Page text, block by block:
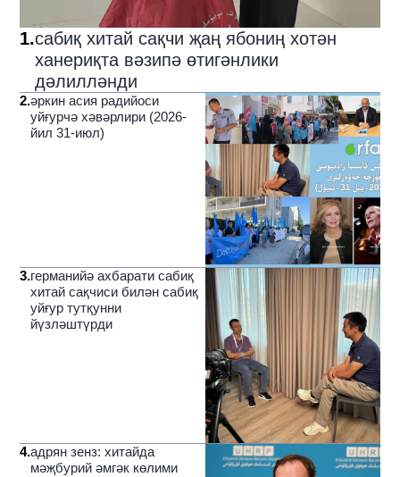
1.сабиқ хитай сақчи җаң ябониң хотән
ханериқта вәзипә өтигәнлики
дәлилләнди
2.әркин асия радийоси
уйғурчә хәвәрлири (2026-
йил 31-июл)
3.германийә ахбарати сабиқ
хитай сақчиси билән сабиқ
уйғур тутқунни
йүзләштүрди
4.адрян зенз: хитайда
мәҗбурий әмгәк көлими